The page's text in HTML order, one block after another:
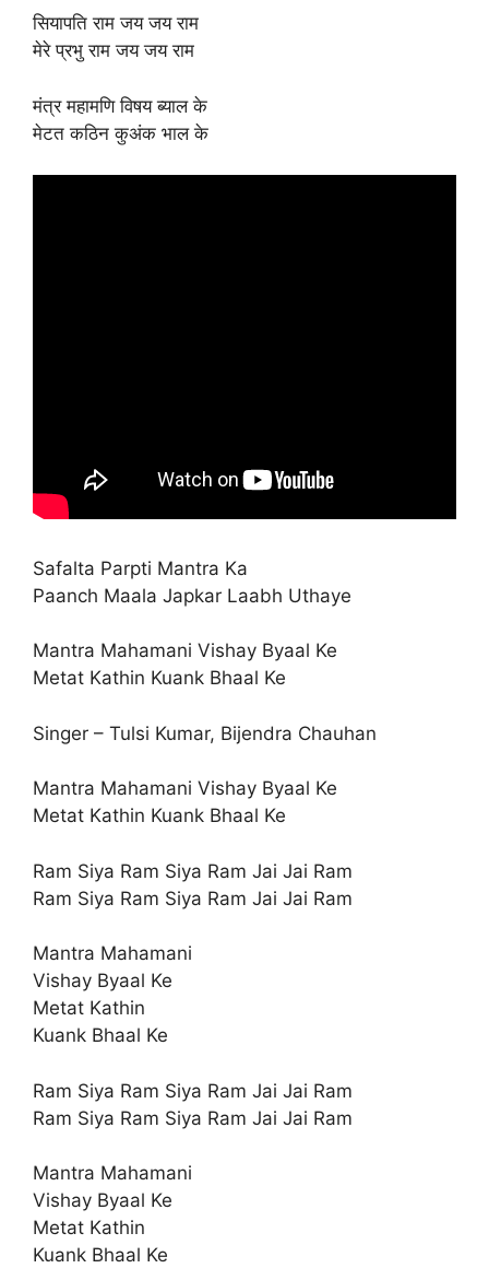
सियापति राम जय जय राम
मेरे प्रभु राम जय जय राम
मंत्र महामणि विषय ब्याल के
मेटत कठिन कुअंक भाल के
Safalta Parpti Mantra Ka
Paanch Maala Japkar Laabh Uthaye
Mantra Mahamani Vishay Byaal Ke
Metat Kathin Kuank Bhaal Ke
Singer – Tulsi Kumar, Bijendra Chauhan
Mantra Mahamani Vishay Byaal Ke
Metat Kathin Kuank Bhaal Ke
Ram Siya Ram Siya Ram Jai Jai Ram
Ram Siya Ram Siya Ram Jai Jai Ram
Mantra Mahamani
Vishay Byaal Ke
Metat Kathin
Kuank Bhaal Ke
Ram Siya Ram Siya Ram Jai Jai Ram
Ram Siya Ram Siya Ram Jai Jai Ram
Mantra Mahamani
Vishay Byaal Ke
Metat Kathin
Kuank Bhaal Ke